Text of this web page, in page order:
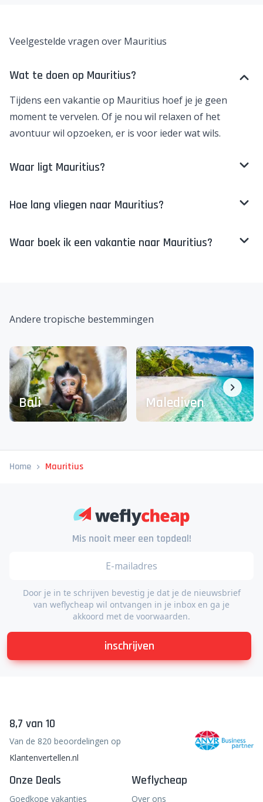
Veelgestelde vragen over Mauritius
Wat te doen op Mauritius?
Tijdens een vakantie op Mauritius hoef je je geen
moment te vervelen. Of je nou wil relaxen of het
avontuur wil opzoeken, er is voor ieder wat wils.
Waar ligt Mauritius?
Hoe lang vliegen naar Mauritius?
Waar boek ik een vakantie naar Mauritius?
Andere tropische bestemmingen
Bali Malediven
Home Mauritius
Mis nooit meer een topdeal!
Door je in te schrijven bevestig je dat je de nieuwsbrief
van weflycheap wil ontvangen in je inbox en ga je
akkoord met de voorwaarden.
inschrijven
8,7 van 10
Van de 820 beoordelingen op
Klantenvertellen.nl
Onze Deals
Goedkope vakanties
Weflycheap
Over ons